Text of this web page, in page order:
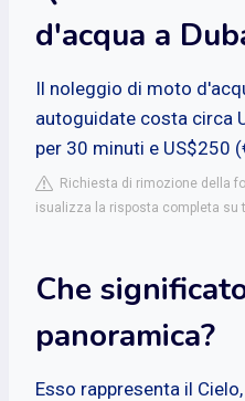
d'acqua a
Il noleggio di moto
autoguidate costa circa
per 30 minuti e US$250
Richiesta di rimozione della
isualizza la risposta completa su
Che
panoramica?
Esso rappresenta il